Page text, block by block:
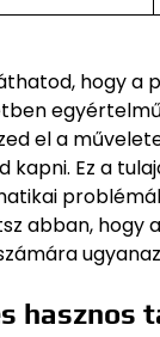
hogy a
el a
Ez a
abban, hogy
hasznos